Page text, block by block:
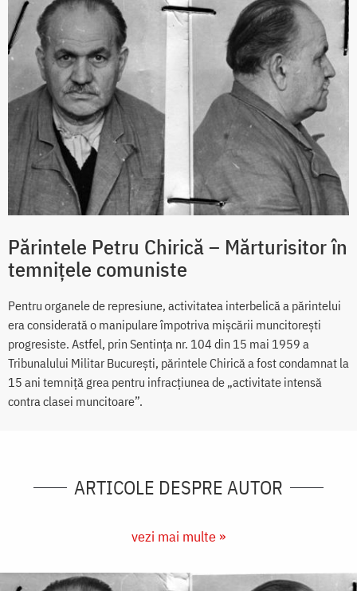
Părintele Petru Chirică – Mărturisitor în
temnițele comuniste
Pentru organele de represiune, activitatea interbelică a părintelui
era considerată o manipulare împotriva mișcării muncitorești
progresiste. Astfel, prin Sentința nr. 104 din 15 mai 1959 a
Tribunalului Militar București, părintele Chirică a fost condamnat la
15 ani temniță grea pentru infracțiunea de „activitate intensă
contra clasei muncitoare”.
ARTICOLE DESPRE AUTOR
vezi mai multe »